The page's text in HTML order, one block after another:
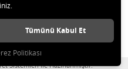
hakları saklıdır.
Sistemleri ile Hazırlanmıştır.
Tümünü Kabul Et
Politikası